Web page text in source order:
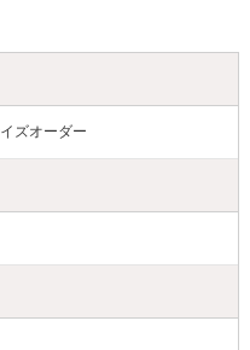
ズオーダー